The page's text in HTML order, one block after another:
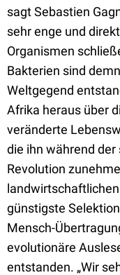
sagt Sebastien
sehr enge und
Organismen
Bakterien sind
Weltgegend
Afrika heraus über
veränderte
die ihn während
Revolution
günstigste
Mensch-
evolutionäre
entstanden. „Wir